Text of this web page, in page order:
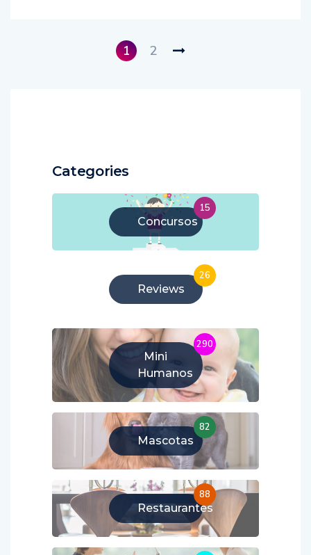
1 2
Categories
Concursos
15
Reviews
26
Mini
Humanos
290
Mascotas
82
Restaurantes
88